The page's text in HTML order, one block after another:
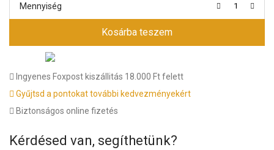
Mennyiség
Kosárba teszem
Ingyenes Foxpost kiszállitás 18.000 Ft felett
Gyűjtsd a pontokat további kedvezményekért
Biztonságos online fizetés
Kérdésed van, segíthetünk?